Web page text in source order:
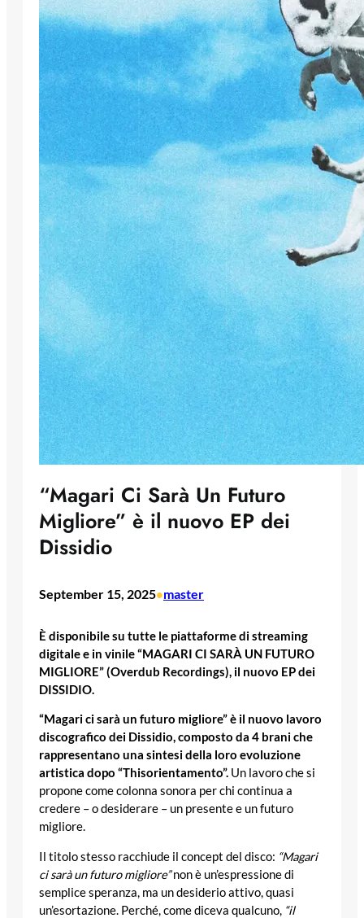
“Magari Ci Sarà Un Futuro
Migliore” è il nuovo EP dei
Dissidio
September 15, 2025•master
È disponibile su tutte le piattaforme di streaming
digitale e in vinile “MAGARI CI SARÀ UN FUTURO
MIGLIORE” (Overdub Recordings), il nuovo EP dei
DISSIDIO.
“Magari ci sarà un futuro migliore” è il nuovo lavoro
discografico dei Dissidio, composto da 4 brani che
rappresentano una sintesi della loro evoluzione
artistica dopo “Thisorientamento”. Un lavoro che si
propone come colonna sonora per chi continua a
credere – o desiderare – un presente e un futuro
migliore.
Il titolo stesso racchiude il concept del disco: “Magari
ci sarà un futuro migliore”non è un’espressione di
semplice speranza, ma un desiderio attivo, quasi
un’esortazione. Perché, come diceva qualcuno, “il